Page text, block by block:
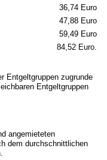
36,74 Euro
47,88 Euro
59,49 Euro
84,52 Euro.
Entgeltgruppen zugrunde
Entgeltgruppen
angemieteten
dem durchschnittlichen